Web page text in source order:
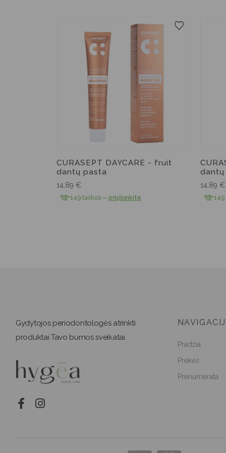
CURASEPT DAYCARE - fruit
dantų pasta
14,89 €
+149 taškus — prisijunkite
14,89 €
Gydytojos periodontologės atrinkti
produktai Tavo burnos sveikatai.
Pradžia
Prekės
Prenumerata